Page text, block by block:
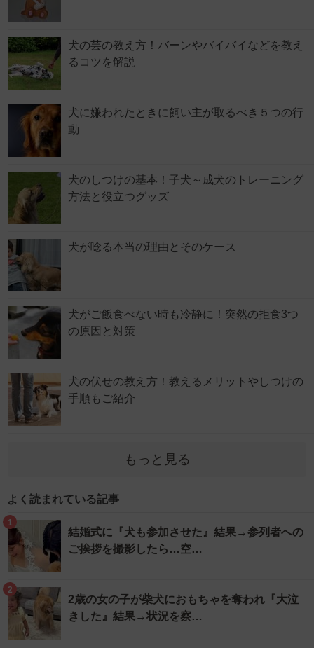
犬の芸の教え方！バーンやバイバイなどを教え
るコツを解説
犬に嫌われたときに飼い主が取るべき５つの行
動
犬のしつけの基本！子犬～成犬のトレーニング
方法と役立つグッズ
犬が唸る本当の理由とそのケース
犬がご飯食べない時も冷静に！突然の拒食3つ
の原因と対策
犬の伏せの教え方！教えるメリットやしつけの
手順もご紹介
もっと見る
よく読まれている記事
1
結婚式に『犬も参加させた』結果→参列者への
ご挨拶を撮影したら…空…
2
2歳の女の子が柴犬におもちゃを奪われ『大泣
きした』結果→状況を察…